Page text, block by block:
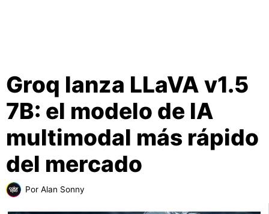
Groq lanza LLaVA v1.5
7B: el modelo de IA
multimodal más rápido
del mercado
Por Alan Sonny